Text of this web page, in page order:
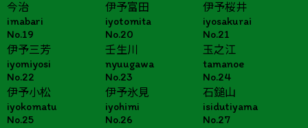
今治
imabari
伊予富田
iyotomita
伊予桜井
iyosakurai
No.19
伊予三芳
iyomiyosi
No.20
壬生川
nyuugawa
No.21
玉之江
tamanoe
No.22
伊予小松
iyokomatu
No.23
伊予氷見
iyohimi
No.24
石鎚山
isidutiyama
No.25
No.26
No.27